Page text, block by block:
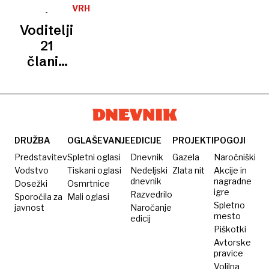
Hormuško
ožino
Erdoganom
o
Bližnjem
vzhodu
sodelovanja
odpravi
VRH
Voditelji
21
članic
usklajeno
zajezitev
cen
energentov
DRUŽBA
Predstavitev
Vodstvo
Dosežki
Sporočila za
javnost
OGLAŠEVANJE
Spletni oglasi
Tiskani oglasi
Osmrtnice
Mali oglasi
EDICIJE
Dnevnik
Nedeljski
dnevnik
Razvedrilo
Naročanje
edicij
PROJEKTI
Gazela
Zlata nit
POGOJI
Naročniški
Akcije in
nagradne
igre
Spletno
mesto
Piškotki
Avtorske
pravice
Volilna